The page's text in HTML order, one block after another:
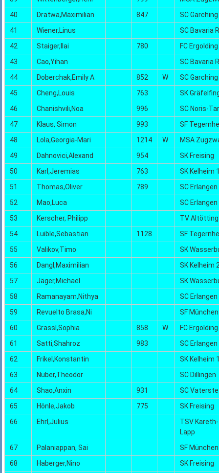
40
Dratwa,Maximilian 847
SC Garching
41
Wiener,Linus
SC Bavaria
42
Staiger,Ilai 780
FC Ergolding
43
Cao,Yihan
SC Bavaria
44
Doberchak,Emily A 852 W
SC Garching
45
Cheng,Louis 763
SK
46
Chanishvili,Noa 996
SC Noris-
47
Klaus, Simon 993
SF
48
Lola,Georgia-Mari 1214 W
MSA
49
Dahnovici,Alexand 954
SK Freising
50
Karl,Jeremias 763
SK Kelheim
51
Thomas,Oliver 789
SC Erlangen
52
Mao,Luca
SC Erlangen
53
Kerscher, Philipp
TV Altötting
54
Luible,Sebastian 1128
SF
55
Valikov,Timo
SK
56
Dangl,Maximilian
SK Kelheim
57
Jäger,Michael
SK
58
Ramanayam,Nithya
SC Erlangen
59
Revuelto Brasa,Ni
SF
60
Grassl,Sophia 858 W
FC Ergolding
61
Satti,Shahroz 983
SC Erlangen
62
Frikel,Konstantin
SK Kelheim
63
Nuber,Theodor
SC Dillingen
64
Shao,Anxin 931
SC
65
Hönle,Jakob 775
SK Freising
66
Ehrl,Julius
TSV Kareth-
Lapp
67
Palaniappan, Sai
SF
68
Haberger,Nino SK Freising